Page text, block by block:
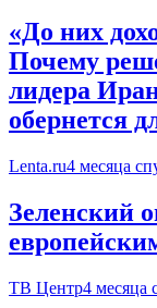
«До них
Почему
лидера
обернется
Lenta.ru4 месяца
Зеленский
ТВ Центр4 месяца